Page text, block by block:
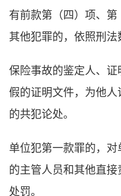
有前款第（四）项、
其他犯罪的，依照刑
保险事故的鉴定人、
假的证明文件，为他
的共犯论处。
单位犯第一款罪的，
的主管人员和其他直
处罚。